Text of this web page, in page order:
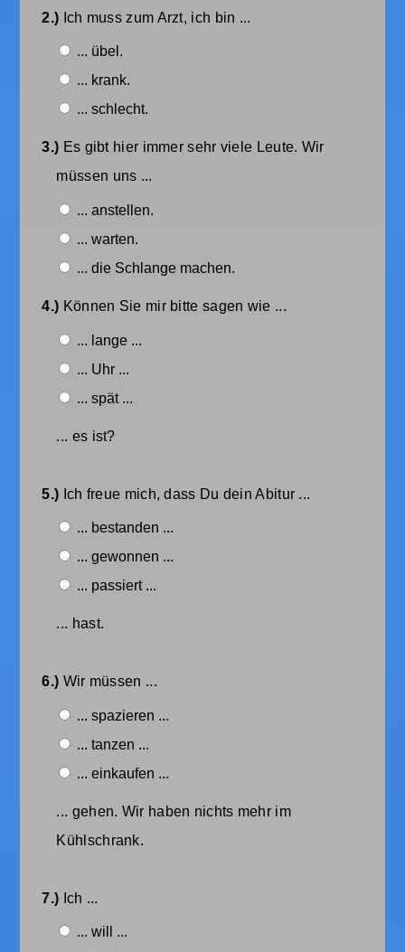
2.) Ich muss zum Arzt, ich bin ...
... übel.
... krank.
... schlecht.
3.) Es gibt hier immer sehr viele Leute. Wir
müssen uns ...
... anstellen.
... warten.
... die Schlange machen.
4.) Können Sie mir bitte sagen wie ...
... lange ...
... Uhr ...
... spät ...
... es ist?
5.) Ich freue mich, dass Du dein Abitur ...
... bestanden ...
... gewonnen ...
... passiert ...
... hast.
6.) Wir müssen ...
... spazieren ...
... tanzen ...
... einkaufen ...
... gehen. Wir haben nichts mehr im
Kühlschrank.
7.) Ich ...
... will ...